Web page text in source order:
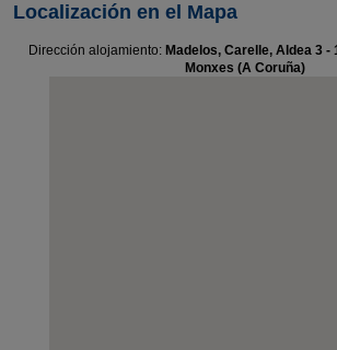
Localización en el Mapa
Dirección alojamiento: Madelos, Carelle, Aldea 3 -
Monxes (A Coruña)